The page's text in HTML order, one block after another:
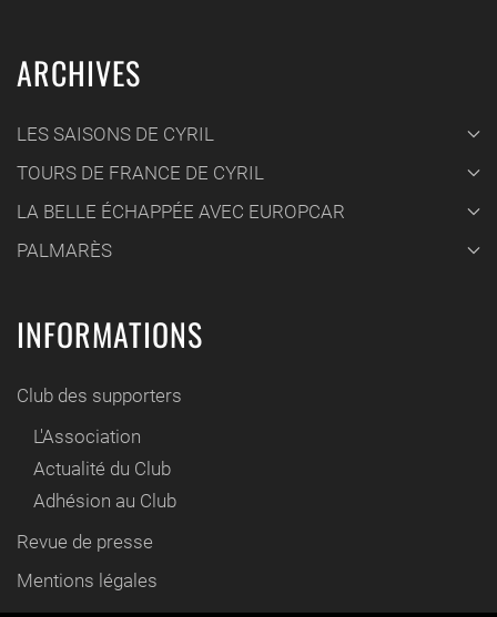
ARCHIVES
LES SAISONS DE CYRIL
TOURS DE FRANCE DE CYRIL
LA BELLE ÉCHAPPÉE AVEC EUROPCAR
PALMARÈS
INFORMATIONS
Club des supporters
L'Association
Actualité du Club
Adhésion au Club
Revue de presse
Mentions légales